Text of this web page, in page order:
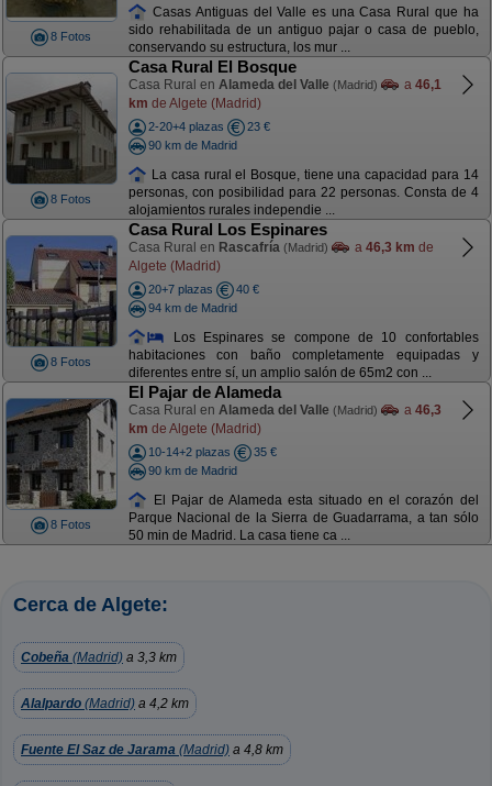
8 Fotos
Casas Antiguas del Valle es una Casa Rural que ha
sido rehabilitada de un antiguo pajar o casa de pueblo,
conservando su estructura, los mur ...
8 Fotos
Casa Rural El Bosque
Casa Rural en Alameda del Valle (Madrid) a 46,1
km de Algete (Madrid)
2-20+4 plazas
23 €
90 km de Madrid
La casa rural el Bosque, tiene una capacidad para 14
personas, con posibilidad para 22 personas. Consta de 4
alojamientos rurales independie ...
8 Fotos
Casa Rural Los Espinares
Casa Rural en Rascafría (Madrid) a 46,3 km de
Algete (Madrid)
20+7 plazas
40 €
94 km de Madrid
Los Espinares se compone de 10 confortables
habitaciones con baño completamente equipadas y
diferentes entre sí, un amplio salón de 65m2 con ...
8 Fotos
El Pajar de Alameda
Casa Rural en Alameda del Valle (Madrid) a 46,3
km de Algete (Madrid)
10-14+2 plazas
35 €
90 km de Madrid
El Pajar de Alameda esta situado en el corazón del
Parque Nacional de la Sierra de Guadarrama, a tan sólo
50 min de Madrid. La casa tiene ca ...
Cerca de Algete:
Cobeña (Madrid) a 3,3 km
Alalpardo (Madrid) a 4,2 km
Fuente El Saz de Jarama (Madrid) a 4,8 km